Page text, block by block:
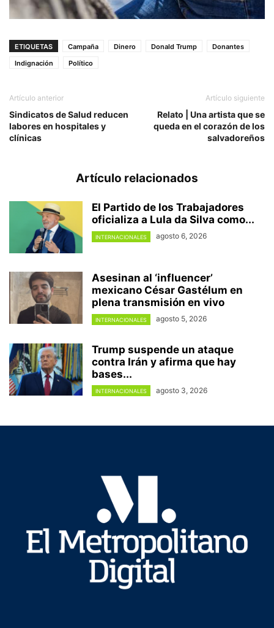
ETIQUETAS Campaña Dinero Donald Trump
Donantes
Indignación
Político
Artículo anterior
Sindicatos de Salud reducen
labores en hospitales y
clínicas
Artículo siguiente
Relato | Una artista que se
queda en el corazón de los
salvadoreños
Artículo relacionados
El Partido de los Trabajadores
oficializa a Lula da Silva como...
INTERNACIONALES agosto 6, 2026
Asesinan al ‘influencer’
mexicano César Gastélum en
plena transmisión en vivo
INTERNACIONALES agosto 5, 2026
Trump suspende un ataque
contra Irán y afirma que hay
bases...
INTERNACIONALES agosto 3, 2026